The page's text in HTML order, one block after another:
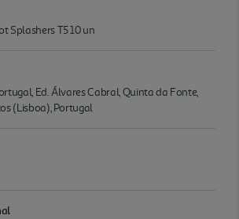
Splashers T5 10 un
Ed. Álvares Cabral, Quinta da Fonte,
(Lisboa), Portugal